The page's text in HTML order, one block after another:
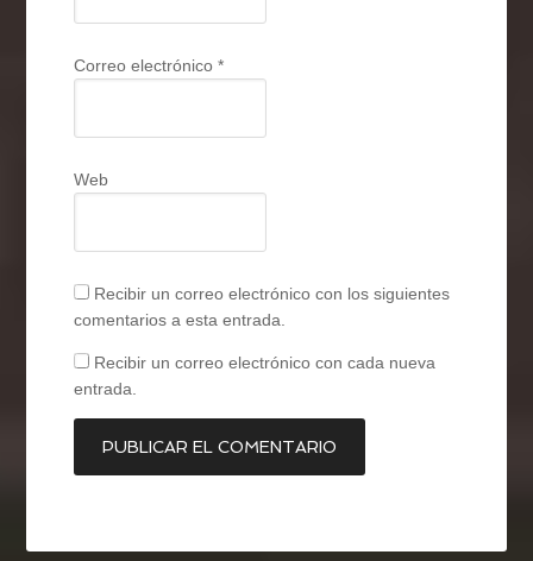
Correo electrónico*
Web
Recibir un correo electrónico con los siguientes
comentarios a esta entrada.
Recibir un correo electrónico con cada nueva
entrada.